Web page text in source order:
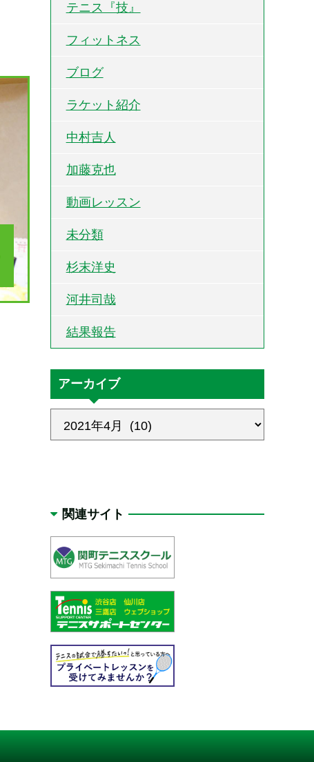
テニス『技』
フィットネス
ブログ
ラケット紹介
中村吉人
加藤克也
動画レッスン
未分類
杉末洋史
河井司哉
結果報告
アーカイブ
関連サイト